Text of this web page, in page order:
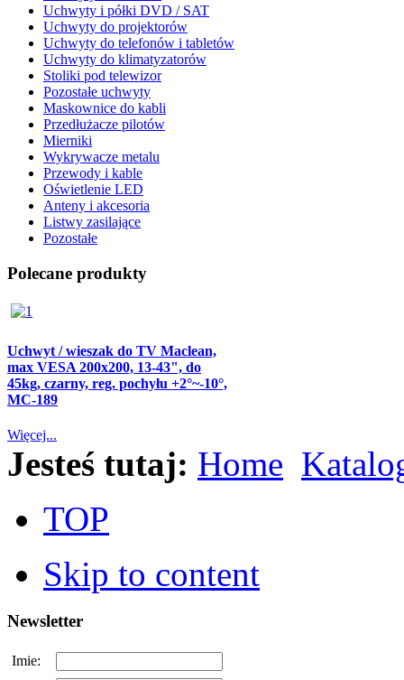
Uchwyty i półki DVD / SAT
Uchwyty do projektorów
Uchwyty do telefonów i tabletów
Uchwyty do klimatyzatorów
Stoliki pod telewizor
Pozostałe uchwyty
Maskownice do kabli
Przedłużacze pilotów
Mierniki
Wykrywacze metalu
Przewody i kable
Oświetlenie LED
Anteny i akcesoria
Listwy zasilające
Pozostałe
Polecane produkty
Uchwyt / wieszak do TV Maclean,
max VESA 200x200, 13-43", do
45kg, czarny, reg. pochyłu +2°~-10°,
MC-189
Więcej...
Jesteś tutaj: Home
TOP
Skip to content
Newsletter
Imie: